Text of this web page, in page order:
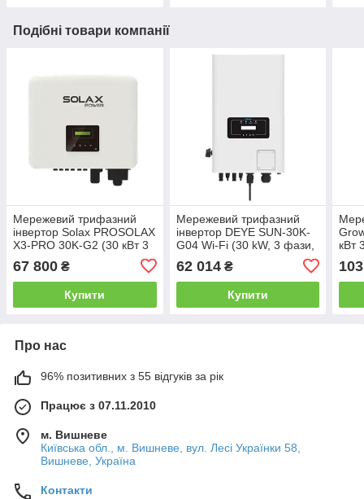
Подібні товари компанії
Мережевий трифазний
інвертор Solax PROSOLAX
Х3-PRO 30K-G2 (30 кВт 3
67 800 ₴
Купити
Мережевий трифазний
інвертор DEYE SUN-30K-
G04 Wi-Fi (30 kW, 3 фази,
62 014₴
Купити
кВт
Про нас
96% позитивних з 55 відгуків за рік
Працює з 07.11.2010
м. Вишневе
Київська обл., м. Вишневе, вул. Лесі Українки 58,
Вишневе, Україна
Контакти